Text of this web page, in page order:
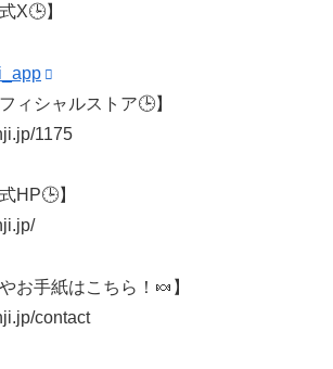
X🕒】
ィシャルストア🕒】
1175
HP🕒】
お手紙はこちら！🍬】
contact